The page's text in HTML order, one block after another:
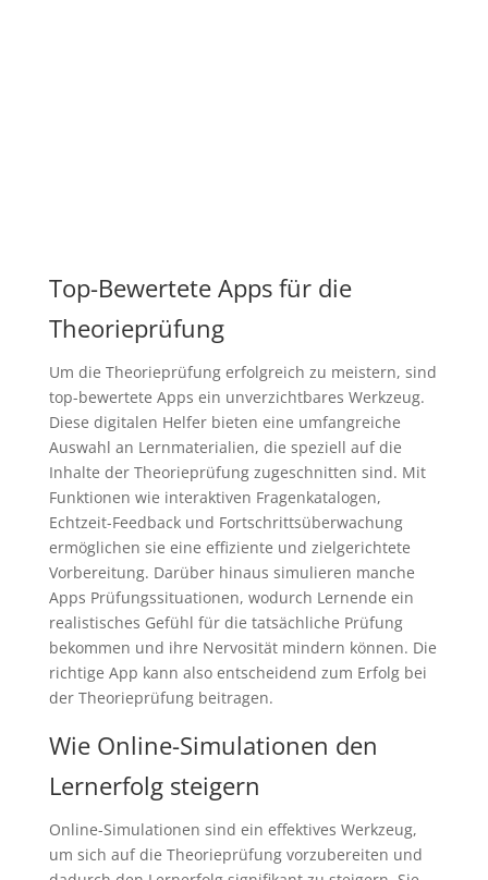
Top-Bewertete Apps für die
Theorieprüfung
Um die Theorieprüfung erfolgreich zu meistern, sind
top-bewertete Apps ein unverzichtbares Werkzeug.
Diese digitalen Helfer bieten eine umfangreiche
Auswahl an Lernmaterialien, die speziell auf die
Inhalte der Theorieprüfung zugeschnitten sind. Mit
Funktionen wie interaktiven Fragenkatalogen,
Echtzeit-Feedback und Fortschrittsüberwachung
ermöglichen sie eine effiziente und zielgerichtete
Vorbereitung. Darüber hinaus simulieren manche
Apps Prüfungssituationen, wodurch Lernende ein
realistisches Gefühl für die tatsächliche Prüfung
bekommen und ihre Nervosität mindern können. Die
richtige App kann also entscheidend zum Erfolg bei
der Theorieprüfung beitragen.
Wie Online-Simulationen den
Lernerfolg steigern
Online-Simulationen sind ein effektives Werkzeug,
um sich auf die Theorieprüfung vorzubereiten und